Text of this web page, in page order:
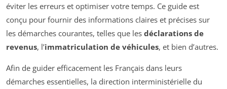
éviter les erreurs et optimiser votre temps. Ce guide est
conçu pour fournir des informations claires et précises sur
les démarches courantes, telles que les déclarations de
revenus, l’immatriculation de véhicules, et bien d’autres.
Afin de guider efficacement les Français dans leurs
démarches essentielles, la direction interministérielle du